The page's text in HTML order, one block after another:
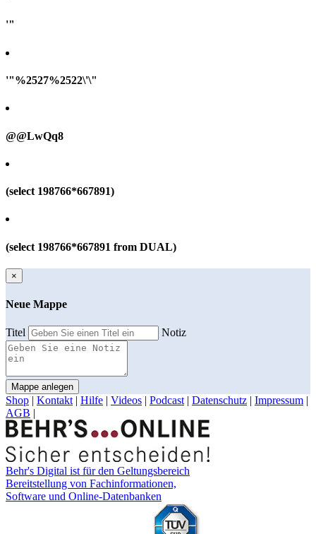
'"
'"%2527%2522\'\"
@@LwQq8
(select 198766*667891)
(select 198766*667891 from DUAL)
×
Neue Mappe
Titel Notiz
Mappe anlegen
Shop | Kontakt | Hilfe | Videos | Podcast | Datenschutz | Impressum |
AGB |
Behr's Digital ist für den Geltungsbereich
Bereitstellung von Fachinformationen,
Software und Online-Datenbanken